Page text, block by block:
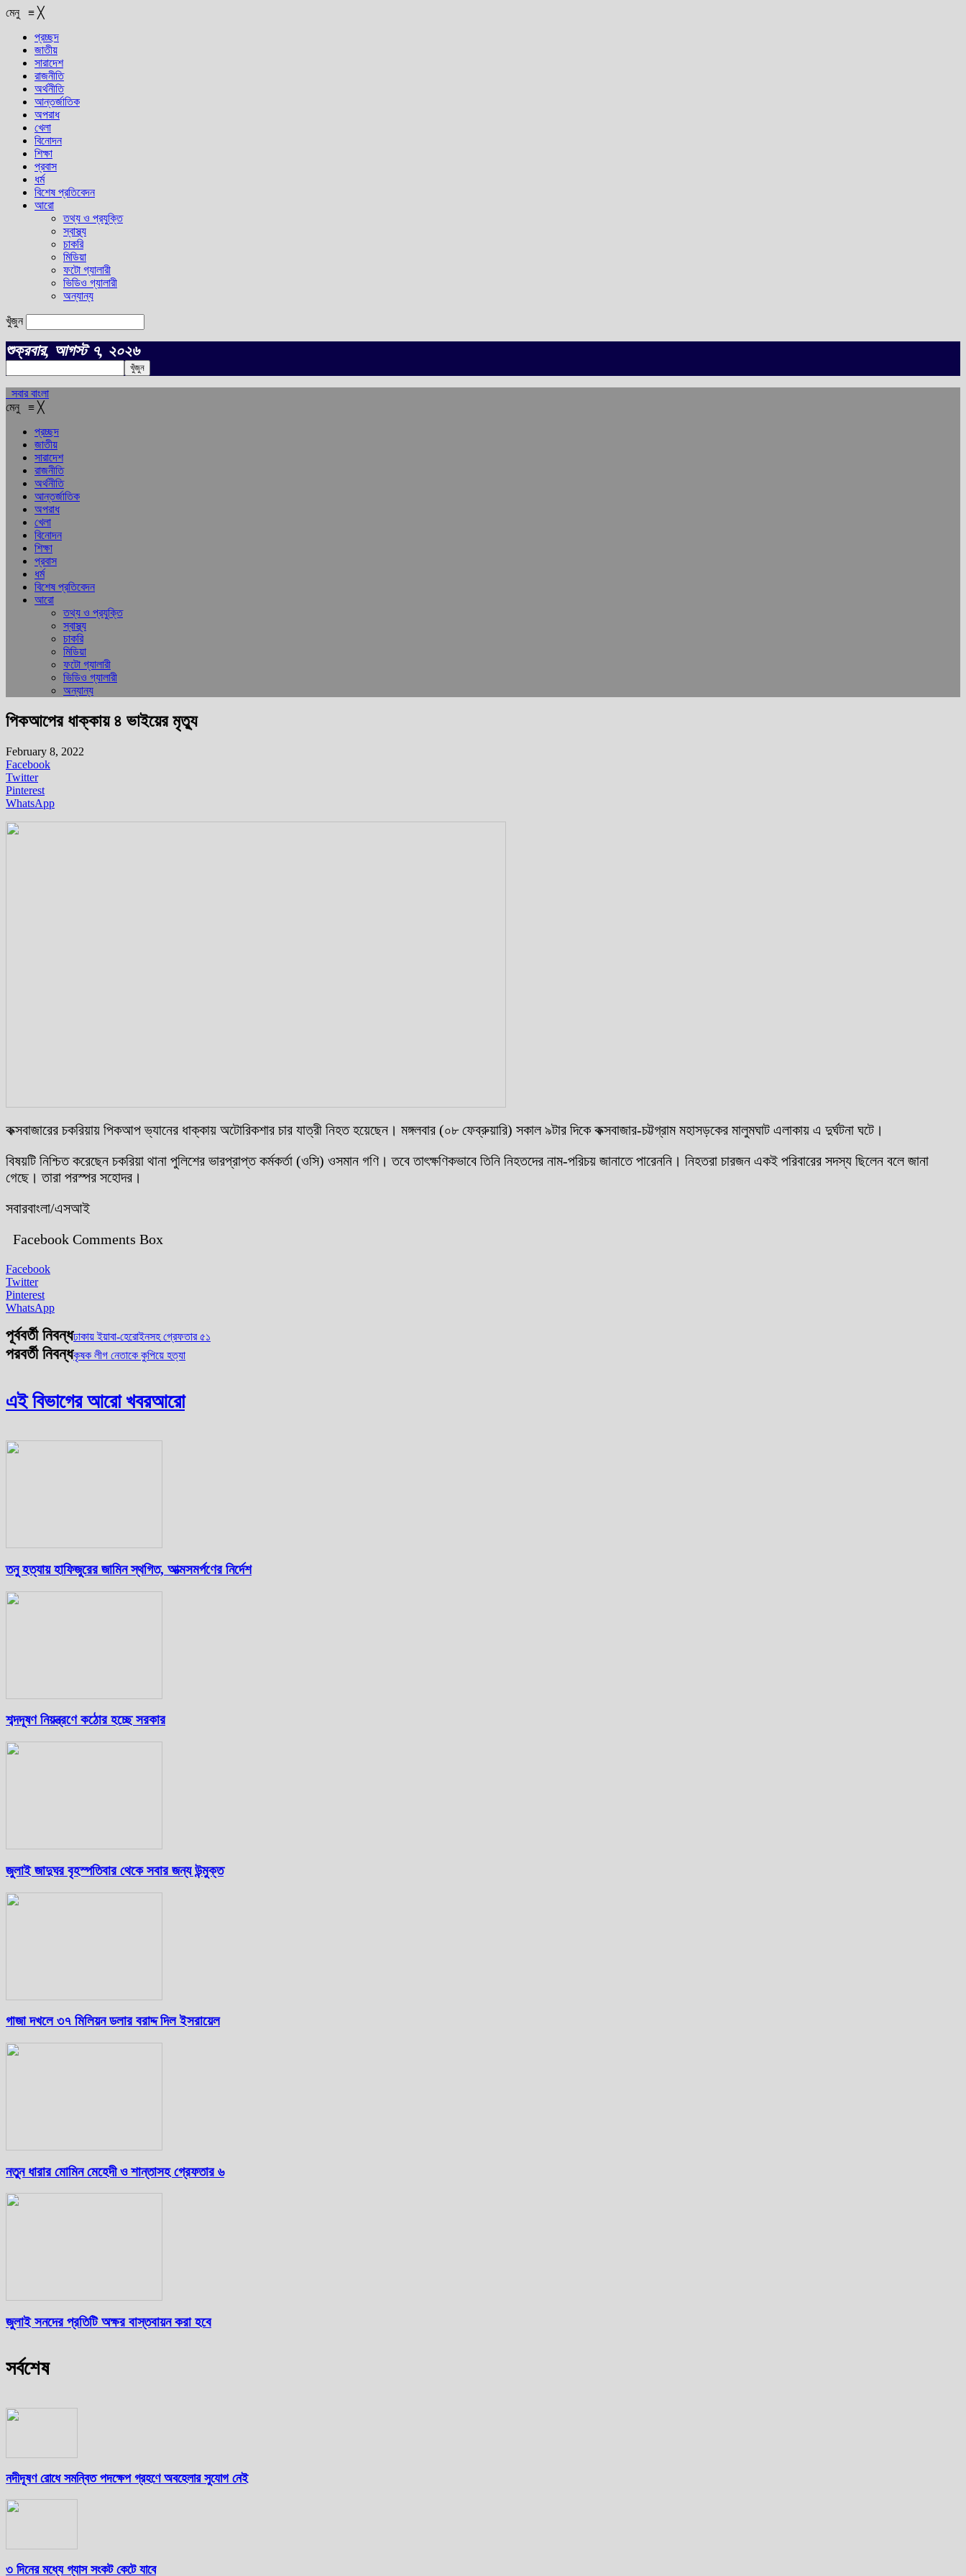
মেনু ≡ ╳
প্রচ্ছদ
জাতীয়
সারাদেশ
রাজনীতি
অর্থনীতি
আন্তর্জাতিক
অপরাধ
খেলা
বিনোদন
শিক্ষা
প্রবাস
ধর্ম
বিশেষ প্রতিবেদন
আরো
তথ্য ও প্রযুক্তি
স্বাস্থ্য
চাকরি
মিডিয়া
ফটো গ্যালারী
ভিডিও গ্যালারী
অন্যান্য
খুঁজুন
শুক্রবার, আগস্ট ৭, ২০২৬
সবার বাংলা
মেনু ≡ ╳
প্রচ্ছদ
জাতীয়
সারাদেশ
রাজনীতি
অর্থনীতি
আন্তর্জাতিক
অপরাধ
খেলা
বিনোদন
শিক্ষা
প্রবাস
ধর্ম
বিশেষ প্রতিবেদন
আরো
তথ্য ও প্রযুক্তি
স্বাস্থ্য
চাকরি
মিডিয়া
ফটো গ্যালারী
ভিডিও গ্যালারী
অন্যান্য
পিকআপের ধাক্কায় ৪ ভাইয়ের মৃত্যু
February 8, 2022
Facebook
Twitter
Pinterest
WhatsApp
কক্সবাজারের চকরিয়ায় পিকআপ ভ্যানের ধাক্কায় অটোরিকশার চার যাত্রী নিহত হয়েছেন। মঙ্গলবার (০৮ ফেব্রুয়ারি) সকাল ৯টার দিকে কক্সবাজার-চট্টগ্রাম মহাসড়কের মালুমঘাট এলাকায় এ দুর্ঘটনা ঘটে।
বিষয়টি নিশ্চিত করেছেন চকরিয়া থানা পুলিশের ভারপ্রাপ্ত কর্মকর্তা (ওসি) ওসমান গণি। তবে তাৎক্ষণিকভাবে তিনি নিহতদের নাম-পরিচয় জানাতে পারেননি। নিহতরা চারজন একই পরিবারের সদস্য ছিলেন বলে জানা
গেছে। তারা পরস্পর সহোদর।
সবারবাংলা/এসআই
Facebook Comments Box
Facebook
Twitter
Pinterest
WhatsApp
পূর্ববর্তী নিবন্ধঢাকায় ইয়াবা-হেরোইনসহ গ্রেফতার ৫১
পরবর্তী নিবন্ধকৃষক লীগ নেতাকে কুপিয়ে হত্যা
এই বিভাগের আরো খবরআরো
তনু হত্যায় হাফিজুরের জামিন স্থগিত, আত্মসমর্পণের নির্দেশ
শব্দদূষণ নিয়ন্ত্রণে কঠোর হচ্ছে সরকার
জুলাই জাদুঘর বৃহস্পতিবার থেকে সবার জন্য উন্মুক্ত
গাজা দখলে ৩৭ মিলিয়ন ডলার বরাদ্দ দিল ইসরায়েল
নতুন ধারার মোমিন মেহেদী ও শান্তাসহ গ্রেফতার ৬
জুলাই সনদের প্রতিটি অক্ষর বাস্তবায়ন করা হবে
সর্বশেষ
নদীদূষণ রোধে সমন্বিত পদক্ষেপ গ্রহণে অবহেলার সুযোগ নেই
৩ দিনের মধ্যে গ্যাস সংকট কেটে যাবে